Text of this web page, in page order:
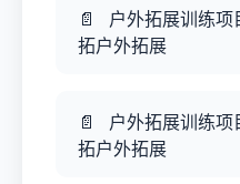
户外拓展训练项
拓户外拓展
户外拓展训练项
拓户外拓展